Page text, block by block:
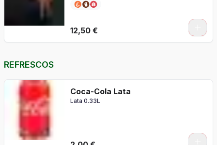
12,50 €
REFRESCOS
Coca-Cola Lata
Lata 0.33L